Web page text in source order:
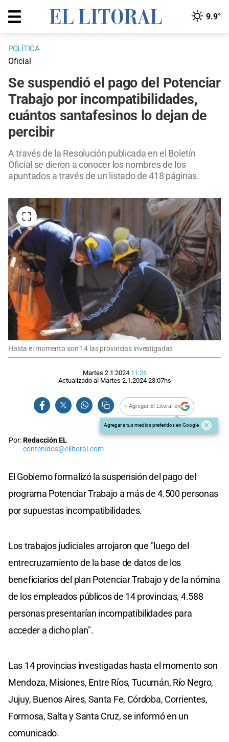
9.9°
POLÍTICA
Oficial
Se suspendió el pago del Potenciar
Trabajo por incompatibilidades,
cuántos santafesinos lo dejan de
percibir
A través de la Resolución publicada en el Boletín
Oficial se dieron a conocer los nombres de los
apuntados a través de un listado de 418 páginas.
Hasta el momento son 14 las provincias investigadas
Martes 2.1.2024 11:26
Actualizado al Martes 2.1.2024 23:07hs
+ Agregar El Litoral en
Agregar a tus medios preferidos en Google
Por:Redacción EL
contenidos@ellitoral.com
El Gobierno formalizó la suspensión del pago del
programa Potenciar Trabajo a más de 4.500 personas
por supuestas incompatibilidades.
Los trabajos judiciales arrojaron que "luego del
entrecruzamiento de la base de datos de los
beneficiarios del plan Potenciar Trabajo y de la nómina
de los empleados públicos de 14 provincias, 4.588
personas presentarían incompatibilidades para
acceder a dicho plan".
Las 14 provincias investigadas hasta el momento son
Mendoza, Misiones, Entre Ríos, Tucumán, Río Negro,
Jujuy, Buenos Aires, Santa Fe, Córdoba, Corrientes,
Formosa, Salta y Santa Cruz, se informó en un
comunicado.